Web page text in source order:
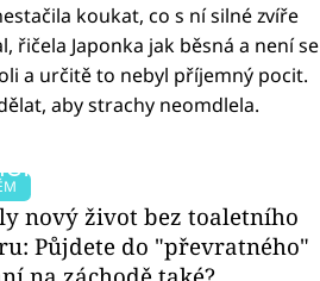
koukat, co s ní silné zvíře
řičela Japonka jak běsná a není se
a určitě to nebyl příjemný pocit.
aby strachy neomdlela.
nový život bez toaletního
Půjdete do "převratného"